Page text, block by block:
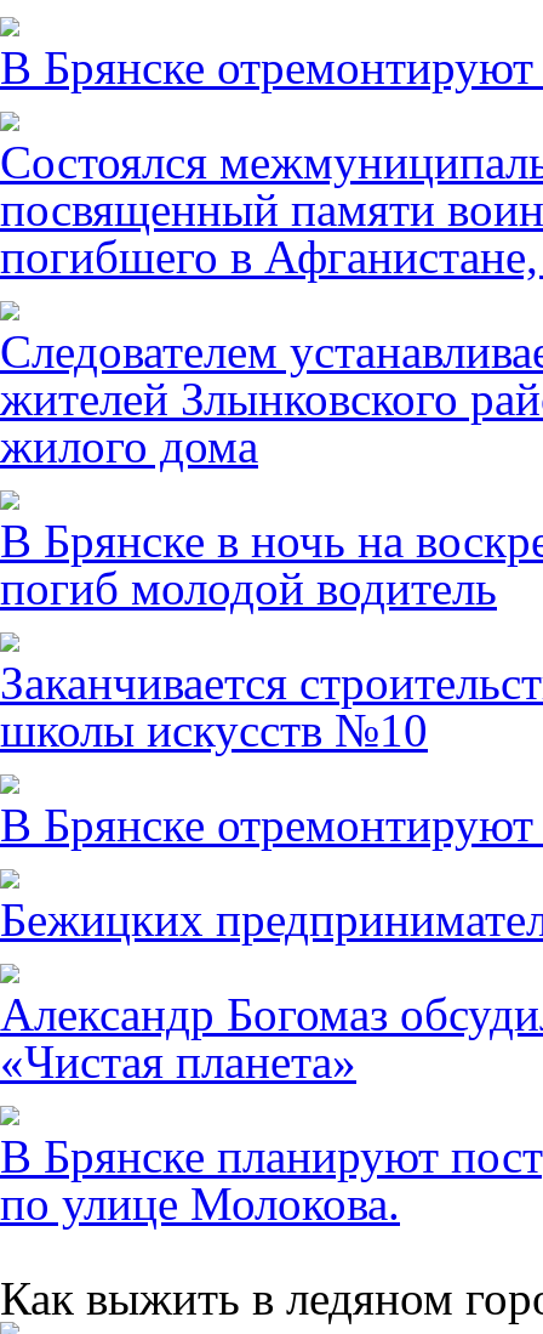
В Брянске
Состоялся
посвященный памяти
погибшего в
Следователем
жителей Злынковского
жилого дома
В Брянске в ночь на
погиб молодой водитель
Заканчивается
школы искусств №10
В Брянске
Бежицких
Александр Богомаз
«Чистая планета»
В Брянске планируют
по улице Молокова.
Как выжить в ледяном